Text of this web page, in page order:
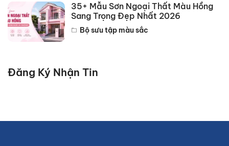
35+ Mẫu Sơn Ngoại Thất Màu Hồng
Sang Trọng Đẹp Nhất 2026
Bộ sưu tập màu sắc
Đăng Ký Nhận Tin